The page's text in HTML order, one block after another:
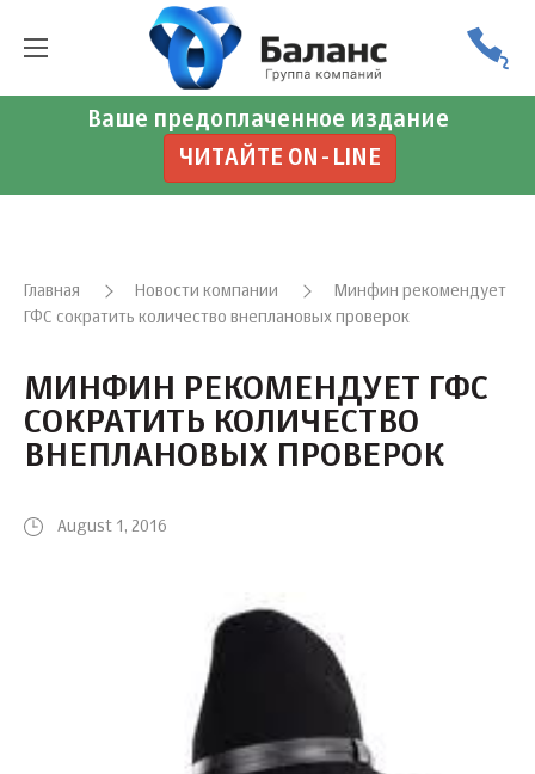
Ваше предоплаченное издание
ЧИТАЙТЕ ON-LINE
Главная Новости компании
Минфин рекомендует
ГФС сократить количество внеплановых проверок
МИНФИН РЕКОМЕНДУЕТ ГФС
СОКРАТИТЬ КОЛИЧЕСТВО
ВНЕПЛАНОВЫХ ПРОВЕРОК
August 1, 2016